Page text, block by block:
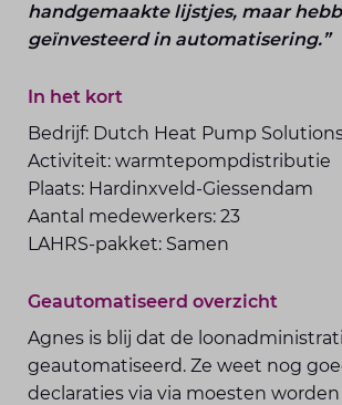
handgemaakte lijstjes, maar
geïnvesteerd in automatisering.”
In het kort
Bedrijf: Dutch Heat Pump
Activiteit: warmtepompdistributie
Plaats: Hardinxveld-Giessendam
Aantal medewerkers: 23
LAHRS-pakket: Samen
Geautomatiseerd overzicht
Agnes is blij dat de
geautomatiseerd. Ze weet nog
declaraties via via moesten